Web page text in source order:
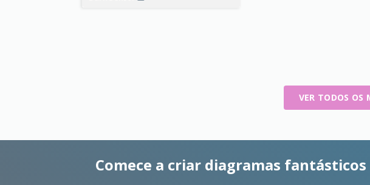
VER TODOS OS
Comece a criar diagramas fantásticos